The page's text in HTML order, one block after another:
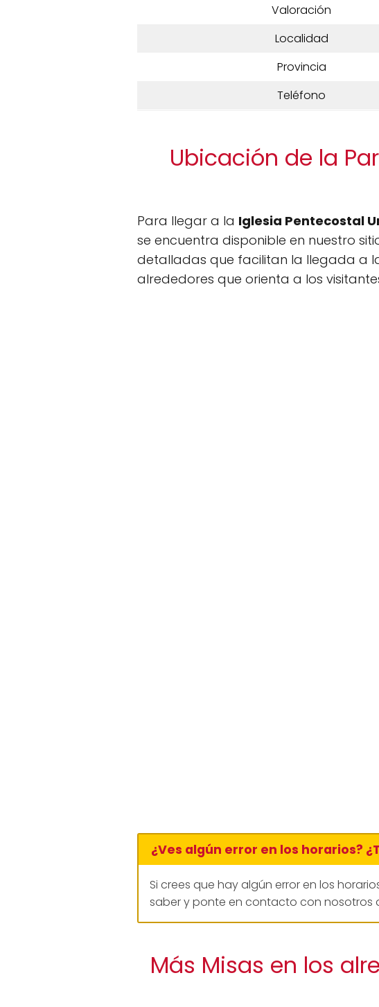
Valoración
Localidad
Provincia
Teléfono
Ubicación de la
Para llegar a la Iglesia Pentecostal
se encuentra disponible en nuestro
detalladas que facilitan la llegada a
alrededores que orienta a los
¿Ves algún error en los horarios?
Si crees que hay algún error en los
saber y ponte en contacto con nosotros
Más Misas en los